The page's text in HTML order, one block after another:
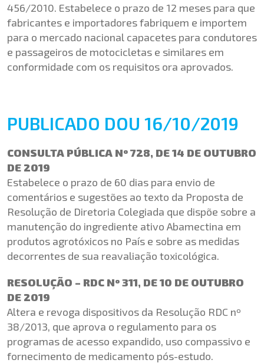
456/2010. Estabelece o prazo de 12 meses para que
fabricantes e importadores fabriquem e importem
para o mercado nacional capacetes para condutores
e passageiros de motocicletas e similares em
conformidade com os requisitos ora aprovados.
PUBLICADO DOU 16/10/2019
CONSULTA PÚBLICA Nº 728, DE 14 DE OUTUBRO
DE 2019
Estabelece o prazo de 60 dias para envio de
comentários e sugestões ao texto da Proposta de
Resolução de Diretoria Colegiada que dispõe sobre a
manutenção do ingrediente ativo Abamectina em
produtos agrotóxicos no País e sobre as medidas
decorrentes de sua reavaliação toxicológica.
RESOLUÇÃO – RDC Nº 311, DE 10 DE OUTUBRO
DE 2019
Altera e revoga dispositivos da Resolução RDC nº
38/2013, que aprova o regulamento para os
programas de acesso expandido, uso compassivo e
fornecimento de medicamento pós-estudo.